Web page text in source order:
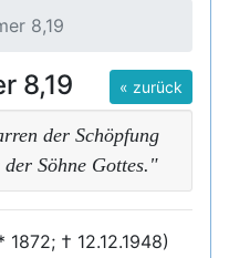
8,19
« zurück
8,19
der Schöpfung
Söhne Gottes."
1872; † 12.12.1948)